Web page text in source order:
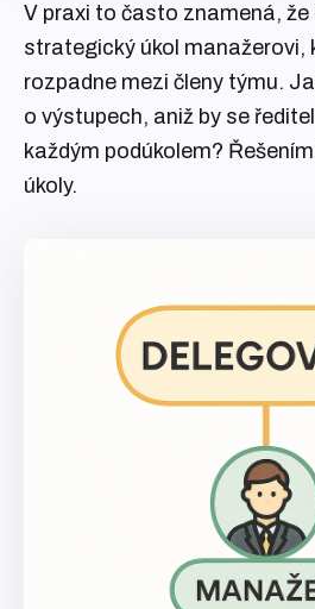
V praxi to často znamená, že
strategický úkol manažerovi,
rozpadne mezi členy týmu.
o výstupech, aniž by se
každým podúkolem?
úkoly.